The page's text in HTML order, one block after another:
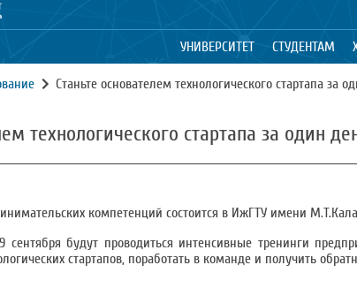
УНИВЕРСИТЕТ СТУДЕНТАМ
Станьте основателем технологического стартапа за
технологического стартапа за один
компетенций состоится в ИжГТУ имени
будут проводиться интенсивные тренинги
стартапов, поработать в команде и получить